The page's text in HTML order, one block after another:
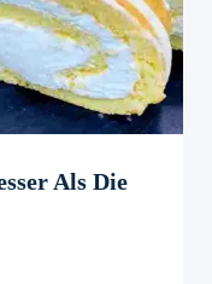
Als Die